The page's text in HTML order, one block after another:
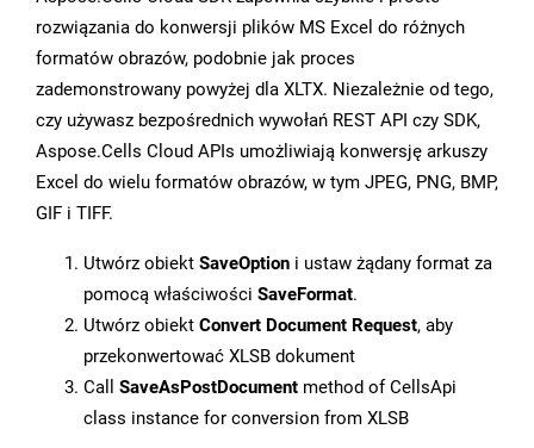
rozwiązania do konwersji plików MS Excel do różnych
formatów obrazów, podobnie jak proces
zademonstrowany powyżej dla XLTX. Niezależnie od tego,
czy używasz bezpośrednich wywołań REST API czy SDK,
Aspose.Cells Cloud APIs umożliwiają konwersję arkuszy
Excel do wielu formatów obrazów, w tym JPEG, PNG, BMP,
GIF i TIFF.
Utwórz obiekt SaveOption i ustaw żądany format za
pomocą właściwości SaveFormat.
Utwórz obiekt Convert Document Request, aby
przekonwertować XLSB dokument
Call SaveAsPostDocument method of CellsApi
class instance for conversion from XLSB